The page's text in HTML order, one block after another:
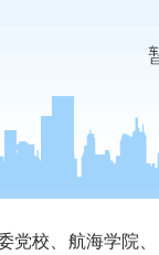
校、航海学院、